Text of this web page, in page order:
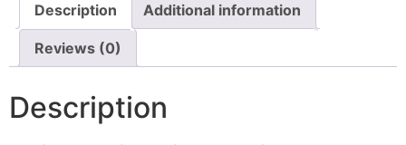
Description Additional information
Reviews (0)
Description